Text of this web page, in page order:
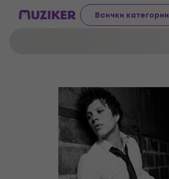
Всички категории